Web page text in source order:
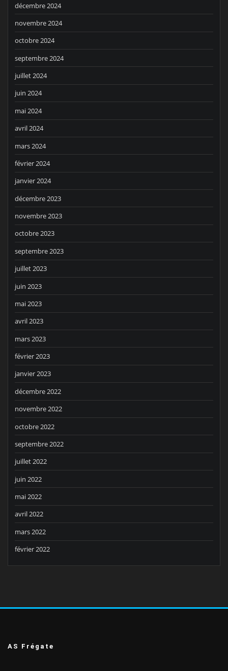
décembre 2024
novembre 2024
octobre 2024
septembre 2024
juillet 2024
juin 2024
mai 2024
avril 2024
mars 2024
février 2024
janvier 2024
décembre 2023
novembre 2023
octobre 2023
septembre 2023
juillet 2023
juin 2023
mai 2023
avril 2023
mars 2023
février 2023
janvier 2023
décembre 2022
novembre 2022
octobre 2022
septembre 2022
juillet 2022
juin 2022
mai 2022
avril 2022
mars 2022
février 2022
AS Frégate